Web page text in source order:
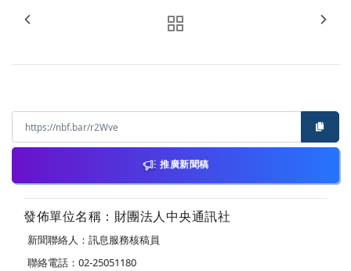
推廣新聞稿
發佈單位名稱：財團法人中央通訊社
新聞聯絡人：訊息服務核稿員
聯絡電話：02-25051180